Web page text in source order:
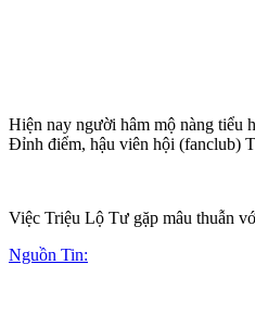
Hiện nay người hâm mộ nàng tiểu
Đỉnh điểm, hậu viên hội (fanclub)
Việc Triệu Lộ Tư gặp mâu thuẫn
Nguồn Tin: